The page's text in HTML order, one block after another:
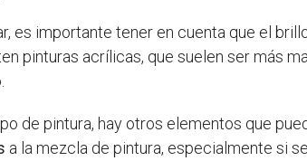
es importante tener en cuenta que el
pinturas acrílicas, que suelen ser más
de pintura, hay otros elementos que
a la mezcla de pintura, especialmente si